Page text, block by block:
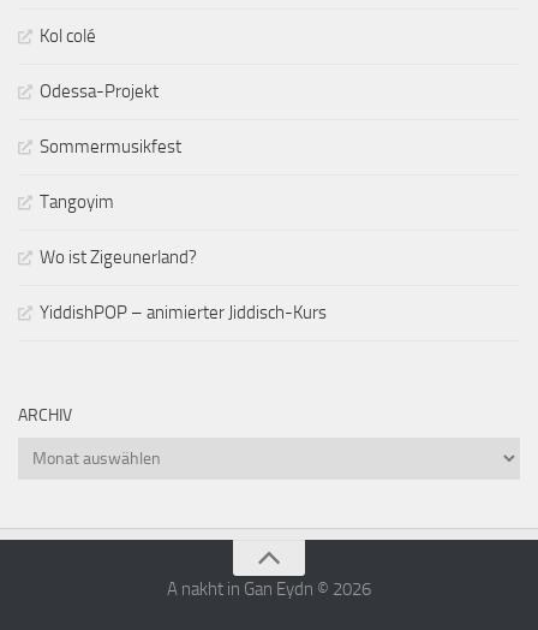
Kol colé
Odessa-Projekt
Sommermusikfest
Tangoyim
Wo ist Zigeunerland?
YiddishPOP – animierter Jiddisch-Kurs
ARCHIV
Archiv
A nakht in Gan Eydn © 2026